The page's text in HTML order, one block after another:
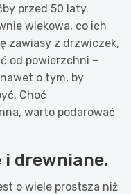
przed 50 laty.
wiekowa, co ich
zawiasy z drzwiczek,
od powierzchni –
o tym, by
Choć
warto podarować
i drewniane.
o wiele prostsza niż